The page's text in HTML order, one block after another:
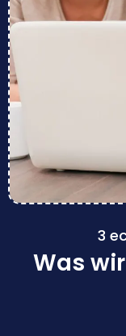
3
Was